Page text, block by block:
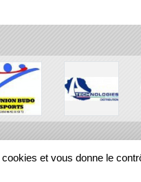
et vous donne le